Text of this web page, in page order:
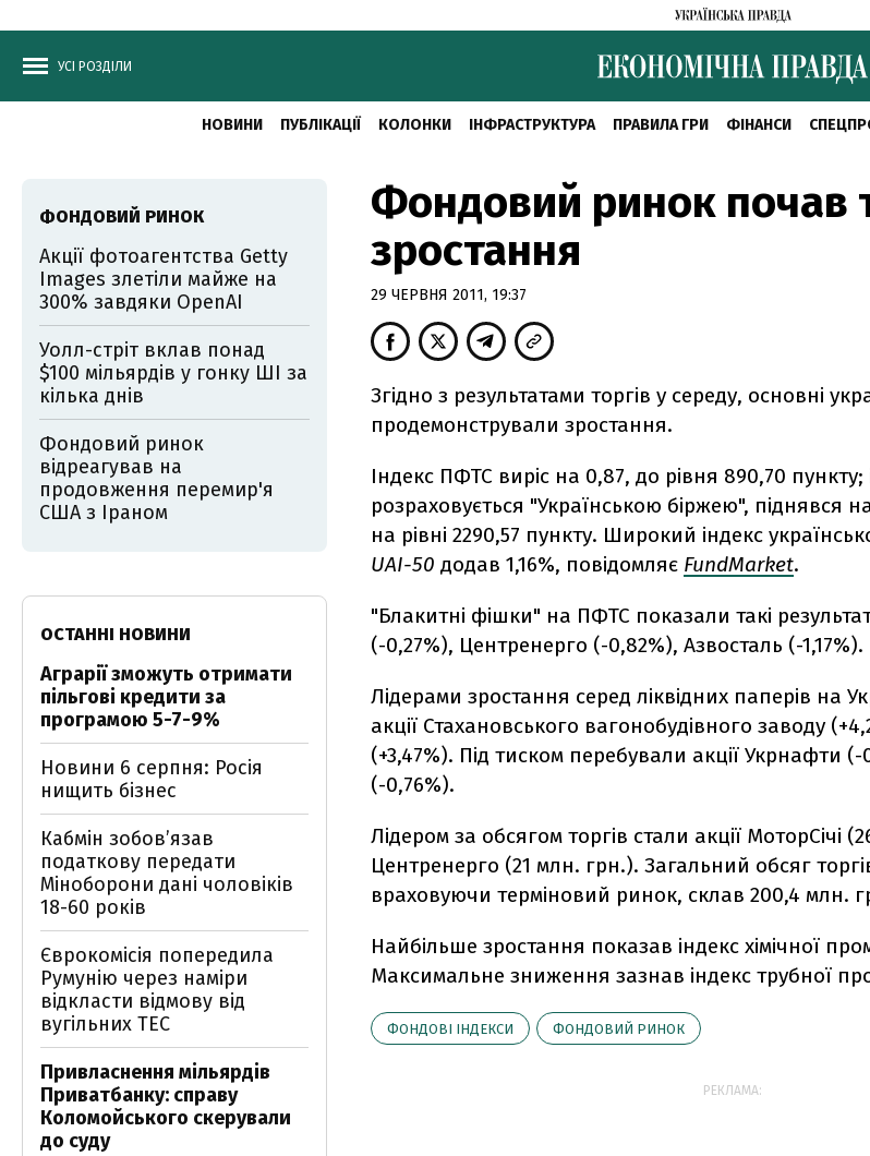
УСІ РОЗДІЛИ
НОВИНИ ПУБЛІКАЦІЇ КОЛОНКИ ІНФРАСТРУКТУРА ПРАВИЛА ГРИ ФІНАНСИ
Фондовий ринок почав
зростання
29 ЧЕРВНЯ 2011, 19:37
Згідно з результатами торгів у середу, основні
продемонстрували зростання.
Індекс ПФТС виріс на 0,87, до рівня 890,70 пункту;
розраховується "Українською біржею", піднявся
на рівні 2290,57 пункту. Широкий індекс
UAI-50 додав 1,16%, повідомляє FundMarket.
"Блакитні фішки" на ПФТС показали такі
(-0,27%), Центренерго (-0,82%), Азвосталь (-1,17%).
Лідерами зростання серед ліквідних паперів на
акції Стахановського вагонобудівного заводу
(+3,47%). Під тиском перебували акції Укрнафти (-
(-0,76%).
Лідером за обсягом торгів стали акції МоторСічі
Центренерго (21 млн. грн.). Загальний обсяг
враховуючи терміновий ринок, склав 200,4 млн.
Найбільше зростання показав індекс хімічної
Максимальне зниження зазнав індекс трубної
ФОНДОВІ ІНДЕКСИ ФОНДОВИЙ РИНОК
РЕКЛАМА:
ФОНДОВИЙ РИНОК
Акції фотоагентства Getty
Images злетіли майже на
300% завдяки OpenAI
Уолл-стріт вклав понад
$100 мільярдів у гонку ШІ за
кілька днів
Фондовий ринок
відреагував на
продовження перемир'я
США з Іраном
ОСТАННІ НОВИНИ
Аграрії зможуть отримати
пільгові кредити за
програмою 5-7-9%
Новини 6 серпня: Росія
нищить бізнес
Кабмін зобовʼязав
податкову передати
Міноборони дані чоловіків
18-60 років
Єврокомісія попередила
Румунію через наміри
відкласти відмову від
вугільних ТЕС
Привласнення мільярдів
Приватбанку: справу
Коломойського скерували
до суду